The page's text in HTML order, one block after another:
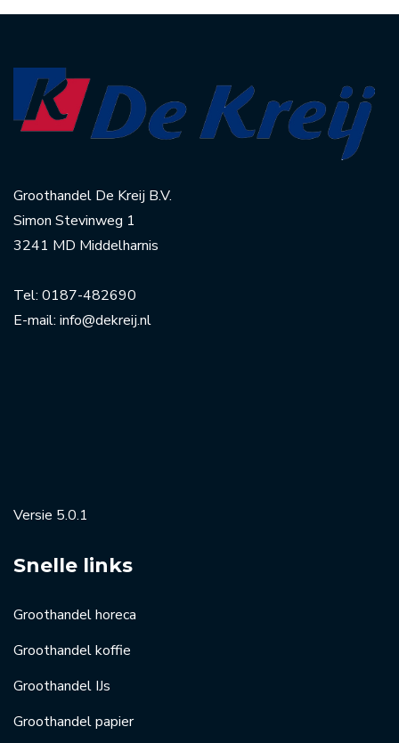
Groothandel De Kreij B.V.
Simon Stevinweg 1
3241 MD Middelharnis
Tel: 0187-482690
E-mail: info@dekreij.nl
Versie 5.0.1
Snelle links
Groothandel horeca
Groothandel koffie
Groothandel IJs
Groothandel papier